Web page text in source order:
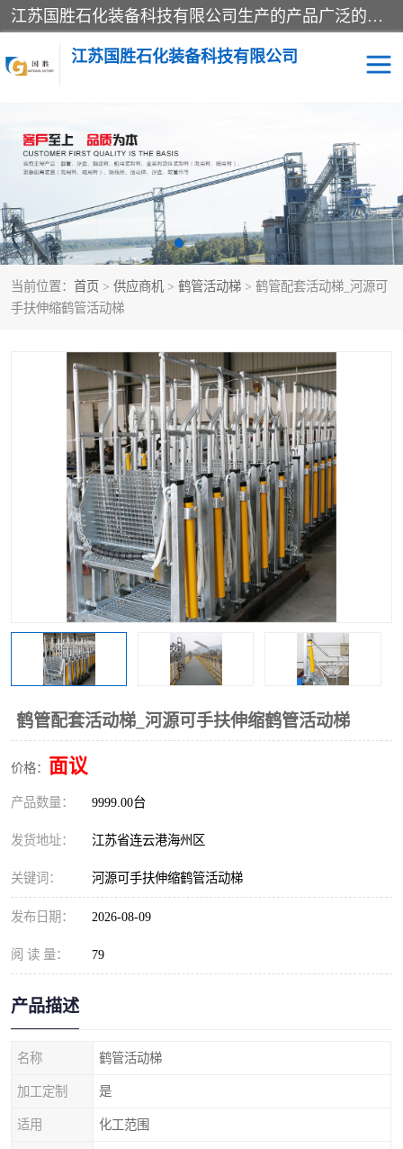
江苏国胜石化装备科技有限公司生产的产品广泛的应用于石油、石化等行业中，产品种类齐全，其中包括装卸鹤管、汽车鹤管、火车鹤管、装车鹤管、卸车鹤管、上装鹤管、下装鹤管、lng鹤管、发油鹤管、液氨鹤管、液化气鹤管等，我们生产的产品质量上乘，价格实惠，服务好，买鹤管就到国胜石化装备！
江苏国胜石化装备科技有限公司
当前位置： 首页 > 供应商机 > 鹤管活动梯 > 鹤管配套活动梯_河源可
手扶伸缩鹤管活动梯
鹤管配套活动梯_河源可手扶伸缩鹤管活动梯
价格： 面议
产品数量： 9999.00台
发货地址： 江苏省连云港海州区
关键词： 河源可手扶伸缩鹤管活动梯
发布日期： 2026-08-09
阅 读 量： 79
产品描述
名称 鹤管活动梯
加工定制 是
适用 化工范围
输油臂 鹤管活动梯